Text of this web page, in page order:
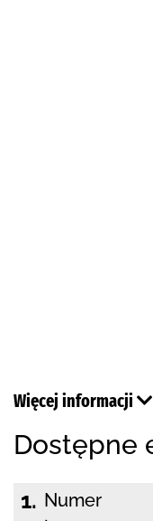
Więcej informacji
Dostępne
1. Numer